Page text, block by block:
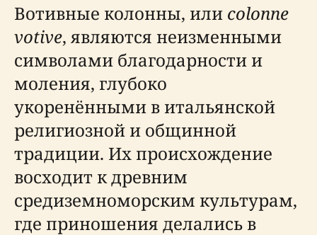
Вотивные колонны, или colonne
votive, являются неизменными
символами благодарности и
моления, глубоко
укоренёнными в итальянской
религиозной и общинной
традиции. Их происхождение
восходит к древним
средиземноморским культурам,
где приношения делались в